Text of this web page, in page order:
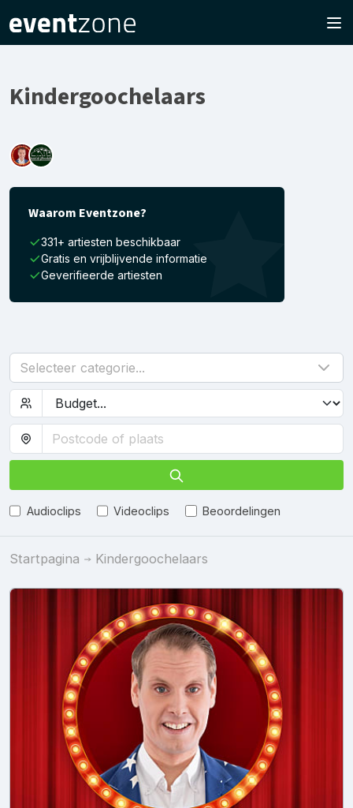
Kindergoochelaars
Waarom Eventzone?
331+ artiesten beschikbaar
Gratis en vrijblijvende informatie
Geverifieerde artiesten
Selecteer categorie...
Audioclips Videoclips Beoordelingen
Startpagina Kindergoochelaars